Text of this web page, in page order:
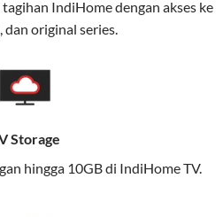
memberikan
internet cepat baik
Anda tidak terikat pada satu
sehingga bisa menikmati
IndiHome dengan akses ke
dan original series.
Storage
hingga 10GB di IndiHome TV.